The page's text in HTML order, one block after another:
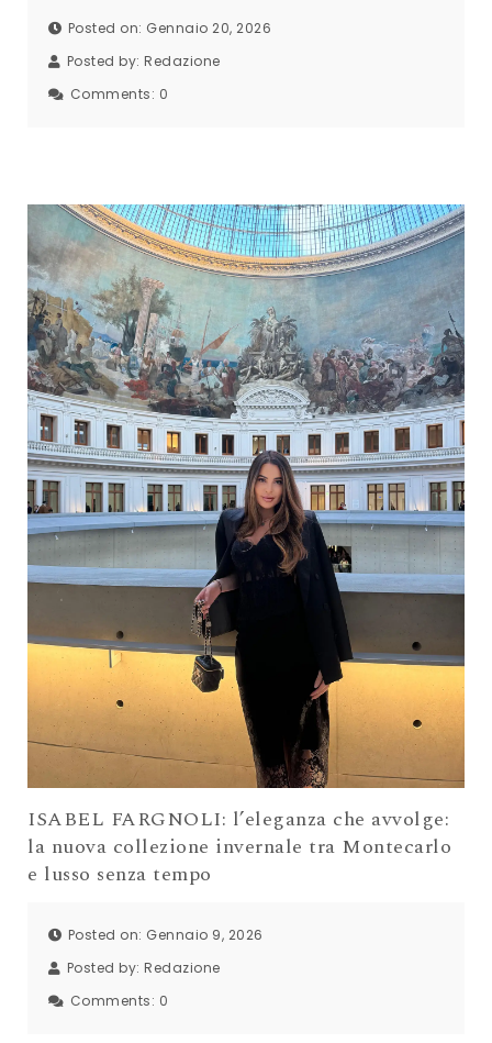
Posted on: Gennaio 20, 2026
Posted by: Redazione
Comments: 0
ISABEL FARGNOLI: l’eleganza che avvolge:
la nuova collezione invernale tra Montecarlo
e lusso senza tempo
Posted on: Gennaio 9, 2026
Posted by: Redazione
Comments: 0